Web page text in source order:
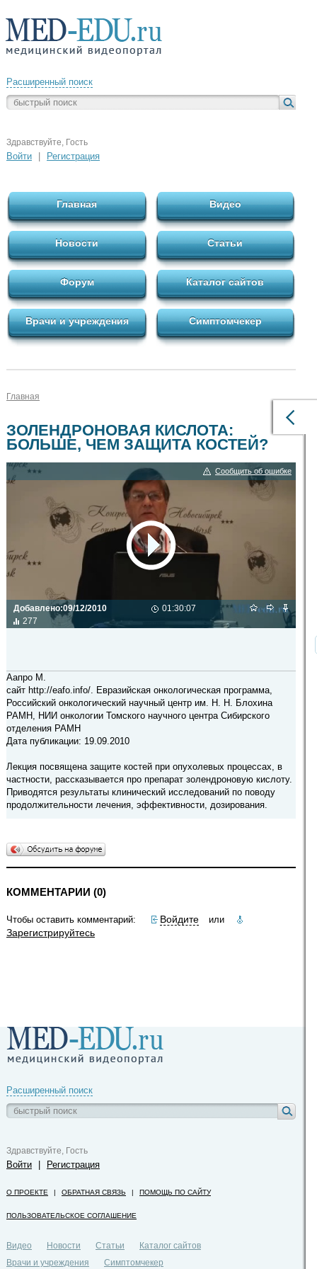
Расширенный поиск
Здравствуйте, Гость
Войти Регистрация
Главная Видео
Новости Статьи
Форум Каталог сайтов
Врачи и учреждения Симптомчекер
Главная
ЗОЛЕНДРОНОВАЯ КИСЛОТА:
БОЛЬШЕ, ЧЕМ ЗАЩИТА КОСТЕЙ?
Сообщить об ошибке
Добавлено:09/12/2010
277
01:30:07
Аапро М.
сайт http://eafo.info/. Евразийская онкологическая программа,
Российский онкологический научный центр им. Н. Н. Блохина
РАМН, НИИ онкологии Томского научного центра Сибирского
отделения РАМН
Дата публикации: 19.09.2010
Лекция посвящена защите костей при опухолевых процессах, в
частности, рассказывается про препарат золендроновую кислоту.
Приводятся результаты клинический исследований по поводу
продолжительности лечения, эффективности, дозирования.
КОММЕНТАРИИ (0)
Чтобы оставить комментарий: Войдите или
Зарегистрируйтесь
Расширенный поиск
Здравствуйте, Гость
Войти Регистрация
О ПРОЕКТЕ | ОБРАТНАЯ СВЯЗЬ | ПОМОЩЬ ПО САЙТУ
ПОЛЬЗОВАТЕЛЬСКОЕ СОГЛАШЕНИЕ
Видео Новости Статьи
Каталог сайтов
Врачи и учреждения
Симптомчекер